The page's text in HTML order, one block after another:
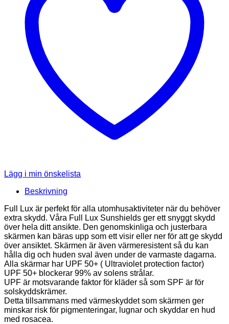
Lägg i min önskelista
Beskrivning
Full Lux är perfekt för alla utomhusaktiviteter när du behöver
extra skydd. Våra Full Lux Sunshields ger ett snyggt skydd
över hela ditt ansikte. Den genomskinliga och justerbara
skärmen kan bäras upp som ett visir eller ner för att ge skydd
över ansiktet. Skärmen är även värmeresistent så du kan
hålla dig och huden sval även under de varmaste dagarna.
Alla skärmar har UPF 50+ ( Ultraviolet protection factor)
UPF 50+ blockerar 99% av solens strålar.
UPF är motsvarande faktor för kläder så som SPF är för
solskyddskrämer.
Detta tillsammans med värmeskyddet som skärmen ger
minskar risk för pigmenteringar, lugnar och skyddar en hud
med rosacea.